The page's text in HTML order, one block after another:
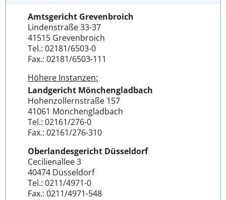
Amtsgericht Grevenbroich
Lindenstraße 33-37
41515 Grevenbroich
Tel.: 02181/6503-0
Fax.: 02181/6503-111
Höhere Instanzen:
Landgericht Mönchengladbach
Hohenzollernstraße 157
41061 Mönchengladbach
Tel.: 02161/276-0
Fax.: 02161/276-310
Oberlandesgericht Düsseldorf
Cecilienallee 3
40474 Düsseldorf
Tel.: 0211/4971-0
Fax.: 0211/4971-548